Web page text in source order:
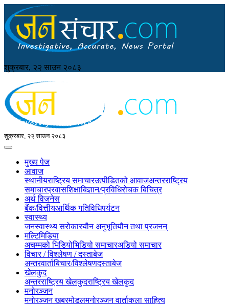
शुक्रबार, २२ साउन २०८३
शुक्रबार, २२ साउन २०८३
मुख्य पेज
आवाज
स्थानीयराष्ट्रिय समाचारउत्पीडितको आवाजअन्तरराष्ट्रिय
समाचारप्रवासशिक्षाबिज्ञान/प्रविधिरोचक बिचित्र
अर्थ विजनेस
बैंक/वित्तीयआर्थिक गतिविधिपर्यटन
स्वास्थ्य
जनस्वास्थ्य सरोकारयौन अनुभूतियौन तथा प्रजनन्
मल्टिमिडिया
अचम्मको भिडियोभिडियो समाचारअडियो समाचार
विचार / विश्लेषण / दस्ताबेज
अन्तरवार्ताबिचार/विश्लेषणदस्ताबेज
खेलकुद
अन्तरराष्ट्रिय खेलकुदराष्ट्रिय खेलकुद
मनोरञ्जन
मनोरञ्जन खबरमोडलमनोरञ्जन वार्ताकला साहित्य